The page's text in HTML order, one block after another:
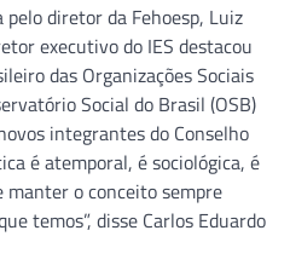
pelo diretor da Fehoesp, Luiz
executivo do IES destacou
das Organizações Sociais
Social do Brasil (OSB)
integrantes do Conselho
é atemporal, é sociológica, é
manter o conceito sempre
temos”, disse Carlos Eduardo